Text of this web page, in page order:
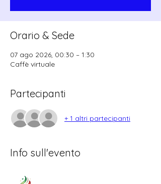
Orario & Sede
07 ago 2026, 00:30 – 1:30
Caffè virtuale
Partecipanti
+ 1 altri partecipanti
Info sull'evento